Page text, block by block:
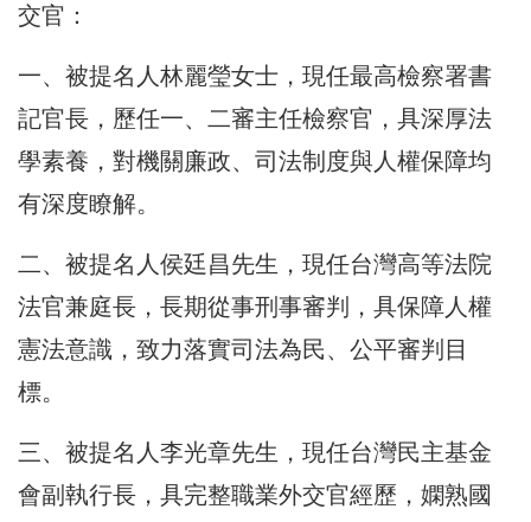
交官：
一、被提名人林麗瑩女士，現任最高檢察署書
記官長，歷任一、二審主任檢察官，具深厚法
學素養，對機關廉政、司法制度與人權保障均
有深度瞭解。
二、被提名人侯廷昌先生，現任台灣高等法院
法官兼庭長，長期從事刑事審判，具保障人權
憲法意識，致力落實司法為民、公平審判目
標。
三、被提名人李光章先生，現任台灣民主基金
會副執行長，具完整職業外交官經歷，嫻熟國